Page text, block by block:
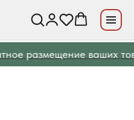
размещение ваших